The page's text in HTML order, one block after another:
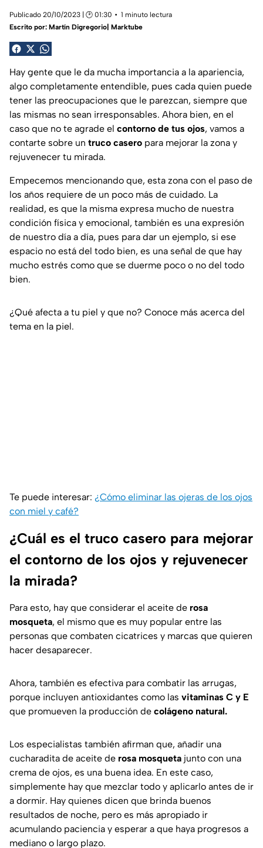
Publicado 20/10/2023 | 🕑 01:30
1 minuto lectura
Escrito por: Martín Digregorio| Marktube
Hay gente que le da mucha importancia a la apariencia,
algo completamente entendible, pues cada quien puede
tener las preocupaciones que le parezcan, siempre que
las mismas no sean irresponsables. Ahora bien, en el
caso que no te agrade el contorno de tus ojos, vamos a
contarte sobre un truco casero para mejorar la zona y
rejuvenecer tu mirada.
Empecemos mencionando que, esta zona con el paso de
los años requiere de un poco más de cuidado. La
realidad, es que la misma expresa mucho de nuestra
condición física y emocional, también es una expresión
de nuestro día a día, pues para dar un ejemplo, si ese
espacio no está del todo bien, es una señal de que hay
mucho estrés como que se duerme poco o no del todo
bien.
¿Qué afecta a tu piel y que no? Conoce más acerca del
tema en la piel.
Te puede interesar: ¿Cómo eliminar las ojeras de los ojos
con miel y café?
¿Cuál es el truco casero para mejorar
el contorno de los ojos y rejuvenecer
la mirada?
Para esto, hay que considerar el aceite de rosa
mosqueta, el mismo que es muy popular entre las
personas que combaten cicatrices y marcas que quieren
hacer desaparecer.
Ahora, también es efectiva para combatir las arrugas,
porque incluyen antioxidantes como las vitaminas C y E
que promueven la producción de colágeno natural.
Los especialistas también afirman que, añadir una
cucharadita de aceite de rosa mosqueta junto con una
crema de ojos, es una buena idea. En este caso,
simplemente hay que mezclar todo y aplicarlo antes de ir
a dormir. Hay quienes dicen que brinda buenos
resultados de noche, pero es más apropiado ir
acumulando paciencia y esperar a que haya progresos a
mediano o largo plazo.